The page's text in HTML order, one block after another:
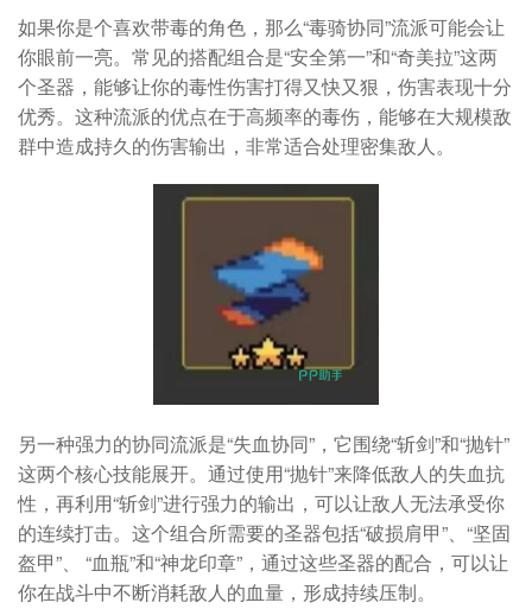
如果你是个喜欢带毒的角色，那么“毒骑协同”流派可能会让
你眼前一亮。常见的搭配组合是“安全第一”和“奇美拉”这两
个圣器，能够让你的毒性伤害打得又快又狠，伤害表现十分
优秀。这种流派的优点在于高频率的毒伤，能够在大规模敌
群中造成持久的伤害输出，非常适合处理密集敌人。
另一种强力的协同流派是“失血协同”，它围绕“斩剑”和“抛针”
这两个核心技能展开。通过使用“抛针”来降低敌人的失血抗
性，再利用“斩剑”进行强力的输出，可以让敌人无法承受你
的连续打击。这个组合所需要的圣器包括“破损肩甲”、“坚固
盔甲”、 “血瓶”和“神龙印章”，通过这些圣器的配合，可以让
你在战斗中不断消耗敌人的血量，形成持续压制。